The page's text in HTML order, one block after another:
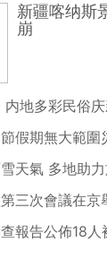
新疆喀纳斯
崩
地多彩民俗
假期無大範圍
天氣 多地助
三次會議在京
報告公佈18人